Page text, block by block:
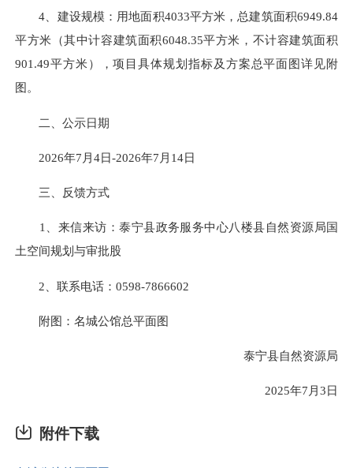
4、建设规模：用地面积4033平方米，总建筑面积6949.84
平方米（其中计容建筑面积6048.35平方米，不计容建筑面积
901.49平方米），项目具体规划指标及方案总平面图详见附
图。
二、公示日期
2026年7月4日-2026年7月14日
三、反馈方式
1、来信来访：泰宁县政务服务中心八楼县自然资源局国
土空间规划与审批股
2、联系电话：0598-7866602
附图：名城公馆总平面图
泰宁县自然资源局
2025年7月3日
附件下载